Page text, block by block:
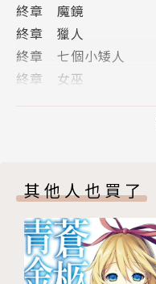
終章 魔鏡
終章 獵人
終章 七個小矮人
終章 女巫
封底
其他人也買了